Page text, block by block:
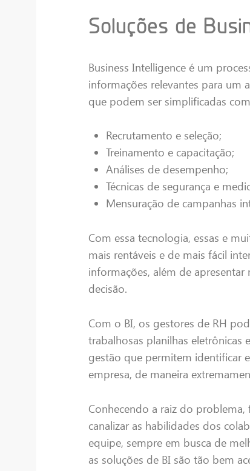
Soluções de
Business Intelligence é um
informações relevantes para um
que podem ser simplificadas
Recrutamento e seleção;
Treinamento e capacitação;
Análises de desempenho;
Técnicas de segurança e
Mensuração de campanhas
Com essa tecnologia, essas e
mais rentáveis e de mais fácil
informações, além de
decisão.
Com o BI, os gestores de RH
trabalhosas planilhas eletrônicas
gestão que permitem identificar
empresa, de maneira
Conhecendo a raiz do
canalizar as habilidades dos
equipe, sempre em busca de
as soluções de BI são tão bem